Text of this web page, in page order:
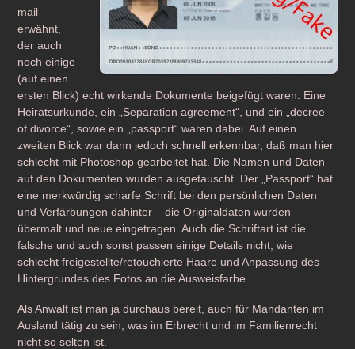
mail
erwähnt,
der auch
noch einige
(auf einen
ersten Blick) echt wirkende Dokumente beigefügt waren. Eine
Heiratsurkunde, ein „Separation agreement“, und ein „decree
of divorce“, sowie ein „passport“ waren dabei. Auf einen
zweiten Blick war dann jedoch schnell erkennbar, daß man hier
schlecht mit Photoshop gearbeitet hat. Die Namen und Daten
auf den Dokumenten wurden ausgetauscht. Der „Passport“ hat
eine merkwürdig scharfe Schrift bei den persönlichen Daten
und Verfärbungen dahinter – die Originaldaten wurden
übermalt und neue eingetragen. Auch die Schriftart ist die
falsche und auch sonst passen einige Details nicht, wie
schlecht freigestellte/retouchierte Haare und Anpassung des
Hintergrundes des Fotos an die Ausweisfarbe …
Als Anwalt ist man ja durchaus bereit, auch für Mandanten im
Ausland tätig zu sein, was im Erbrecht und im Familienrecht
nicht so selten ist.